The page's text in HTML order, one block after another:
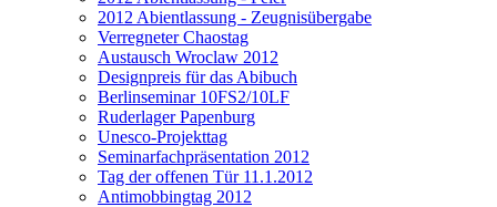
2012 Abientlassung - Zeugnisübergabe
Verregneter Chaostag
Austausch Wroclaw 2012
Designpreis für das Abibuch
Berlinseminar 10FS2/10LF
Ruderlager Papenburg
Unesco-Projekttag
Seminarfachpräsentation 2012
Tag der offenen Tür 11.1.2012
Antimobbingtag 2012